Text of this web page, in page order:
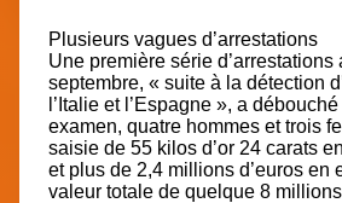
Plusieurs vagues d’arrestations
Une première série d’arrestations
septembre, « suite à la détection
l’Italie et l’Espagne », a
examen, quatre hommes et trois
saisie de 55 kilos d’or 24 carats
et plus de 2,4 millions d’euros en
valeur totale de quelque 8 millions